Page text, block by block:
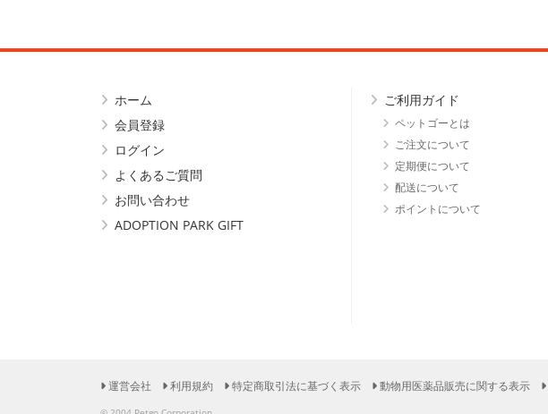
ホーム
会員登録
ログイン
よくあるご質問
お問い合わせ
ADOPTION PARK GIFT
ご利用ガイド
ペットゴーとは
ご注文について
定期便について
配送について
ポイントについて
運営会社 利用規約 特定商取引法に基づく表示 動物用医薬品販売に関する表示